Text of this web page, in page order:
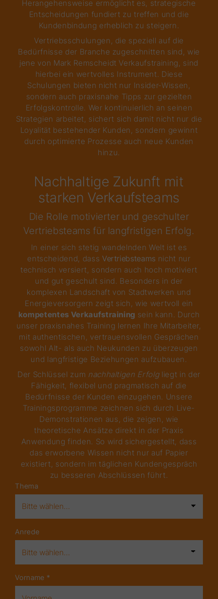
Herangehensweise ermöglicht es, strategische
Entscheidungen fundiert zu treffen und die
Kundenbindung erheblich zu steigern.
Vertriebsschulungen, die speziell auf die
Bedürfnisse der Branche zugeschnitten sind, wie
jene von Mark Remscheidt Verkaufstraining, sind
hierbei ein wertvolles Instrument. Diese
Schulungen bieten nicht nur Insider-Wissen,
sondern auch praxisnahe Tipps zur gezielten
Erfolgskontrolle. Wer kontinuierlich an seinen
Strategien arbeitet, sichert sich damit nicht nur die
Loyalität bestehender Kunden, sondern gewinnt
durch optimierte Prozesse auch neue Kunden
hinzu.
Nachhaltige Zukunft mit
starken Verkaufsteams
Die Rolle motivierter und geschulter
Vertriebsteams für langfristigen Erfolg.
In einer sich stetig wandelnden Welt ist es
entscheidend, dass Vertriebsteams nicht nur
technisch versiert, sondern auch hoch motiviert
und gut geschult sind. Besonders in der
komplexen Landschaft von Stadtwerken und
Energieversorgern zeigt sich, wie wertvoll ein
kompetentes Verkaufstraining sein kann. Durch
unser praxisnahes Training lernen Ihre Mitarbeiter,
mit authentischen, vertrauensvollen Gesprächen
sowohl Alt- als auch Neukunden zu überzeugen
und langfristige Beziehungen aufzubauen.
Der Schlüssel zum nachhaltigen Erfolgliegt in der
Fähigkeit, flexibel und pragmatisch auf die
Bedürfnisse der Kunden einzugehen. Unsere
Trainingsprogramme zeichnen sich durch Live-
Demonstrationen aus, die zeigen, wie
theoretische Ansätze direkt in der Praxis
Anwendung finden. So wird sichergestellt, dass
das erworbene Wissen nicht nur auf Papier
existiert, sondern im täglichen Kundengespräch
zu besseren Abschlüssen führt.
Thema
Anrede
Vorname *